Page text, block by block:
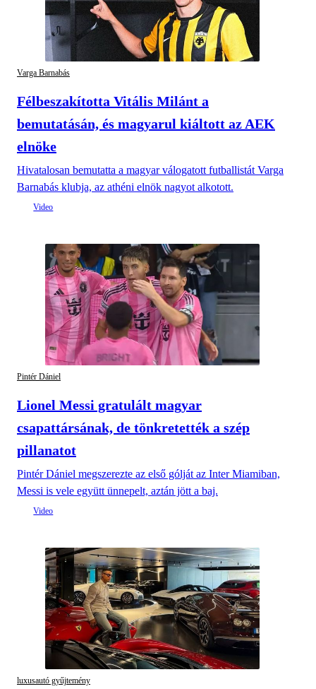
Varga Barnabás
Félbeszakította Vitális Milánt a
bemutatásán, és magyarul kiáltott az AEK
elnöke
Hivatalosan bemutatta a magyar válogatott futballistát Varga
Barnabás klubja, az athéni elnök nagyot alkotott.
Pintér Dániel
Lionel Messi gratulált magyar
csapattársának, de tönkretették a szép
pillanatot
Pintér Dániel megszerezte az első gólját az Inter Miamiban,
Messi is vele együtt ünnepelt, aztán jött a baj.
luxusautó gyűjtemény